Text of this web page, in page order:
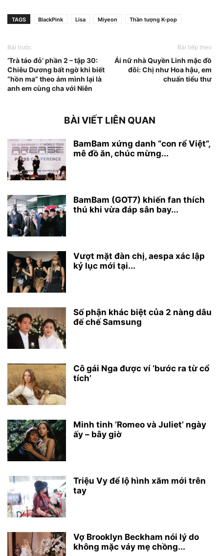
TAGS BlackPink Lisa Miyeon Thần tượng K-pop
Bài trước
‘Trà táo đỏ’ phần 2 – tập 30:
Chiêu Dương bất ngờ khi biết
“hồn ma” theo ám mình lại là
anh em cùng cha với Niên
Bài tiếp theo
Ái nữ nhà Quyền Linh mặc đồ
đôi: Chị như Hoa hậu, em
chuẩn tiểu thư
BÀI VIẾT LIÊN QUAN
BamBam xứng danh “con rể Việt”,
mê đồ ăn, chúc mừng...
BamBam (GOT7) khiến fan thích
thú khi vừa đáp sân bay...
Vượt mặt đàn chị, aespa xác lập
kỷ lục mới tại...
Số phận khác biệt của 2 nàng dâu
đế chế Samsung
Cô gái Nga được ví ‘bước ra từ cổ
tích’
Minh tinh ‘Romeo và Juliet’ ngày
ấy – bây giờ
Triệu Vy để lộ hình xăm mới trên
tay
Vợ Brooklyn Beckham nói lý do
không mặc váy mẹ chồng...